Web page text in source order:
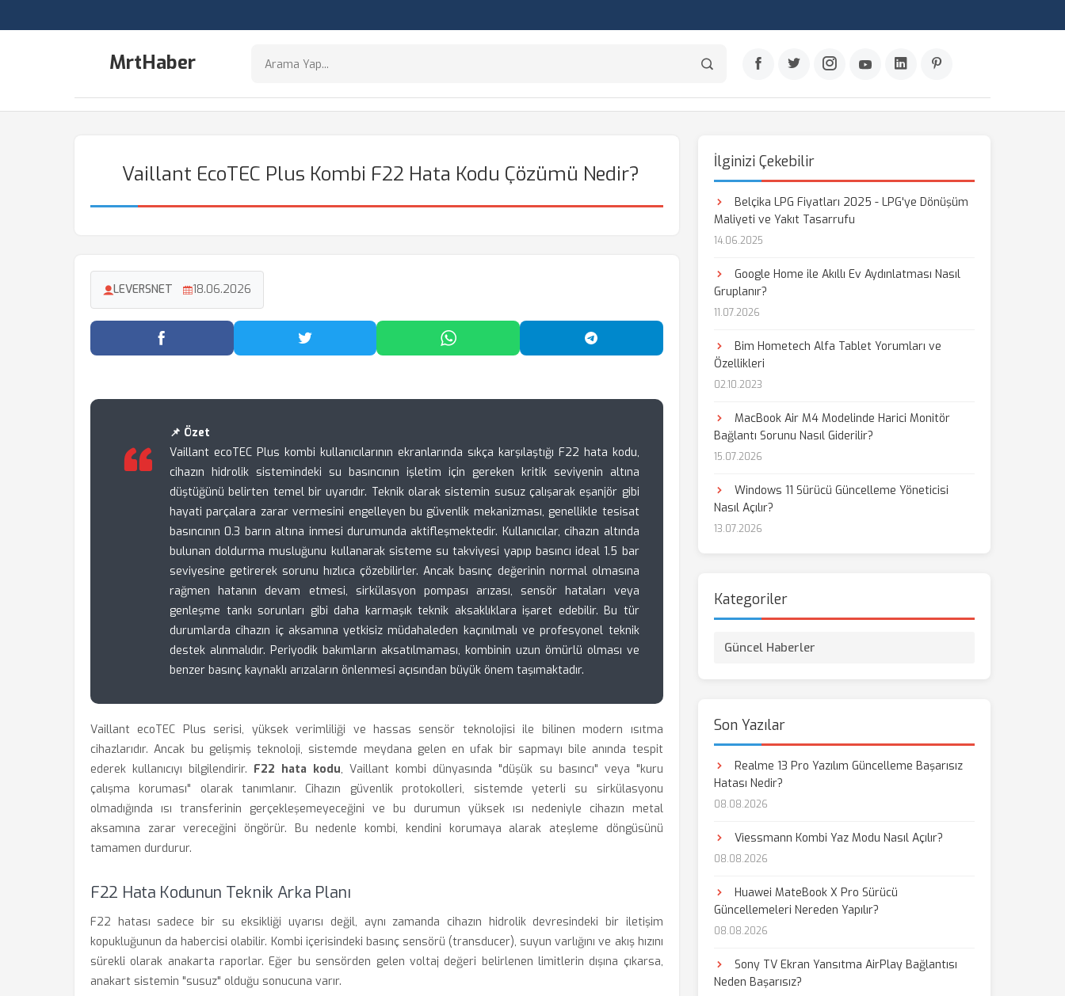
MrtHaber
Vaillant EcoTEC Plus Kombi F22 Hata Kodu Çözümü Nedir?
LEVERSNET 18.06.2026
Facebook'ta Paylaş Twitter'da Paylaş WhatsApp'ta Paylaş Telegram'da Paylaş
📌 Özet
Vaillant ecoTEC Plus kombi kullanıcılarının ekranlarında sıkça karşılaştığı F22 hata kodu,
cihazın hidrolik sistemindeki su basıncının işletim için gereken kritik seviyenin altına
düştüğünü belirten temel bir uyarıdır. Teknik olarak sistemin susuz çalışarak eşanjör gibi
hayati parçalara zarar vermesini engelleyen bu güvenlik mekanizması, genellikle tesisat
basıncının 0.3 barın altına inmesi durumunda aktifleşmektedir. Kullanıcılar, cihazın altında
bulunan doldurma musluğunu kullanarak sisteme su takviyesi yapıp basıncı ideal 1.5 bar
seviyesine getirerek sorunu hızlıca çözebilirler. Ancak basınç değerinin normal olmasına
rağmen hatanın devam etmesi, sirkülasyon pompası arızası, sensör hataları veya
genleşme tankı sorunları gibi daha karmaşık teknik aksaklıklara işaret edebilir. Bu tür
durumlarda cihazın iç aksamına yetkisiz müdahaleden kaçınılmalı ve profesyonel teknik
destek alınmalıdır. Periyodik bakımların aksatılmaması, kombinin uzun ömürlü olması ve
benzer basınç kaynaklı arızaların önlenmesi açısından büyük önem taşımaktadır.
Vaillant ecoTEC Plus serisi, yüksek verimliliği ve hassas sensör teknolojisi ile bilinen modern ısıtma
cihazlarıdır. Ancak bu gelişmiş teknoloji, sistemde meydana gelen en ufak bir sapmayı bile anında tespit
ederek kullanıcıyı bilgilendirir. F22 hata kodu, Vaillant kombi dünyasında "düşük su basıncı" veya "kuru
çalışma koruması" olarak tanımlanır. Cihazın güvenlik protokolleri, sistemde yeterli su sirkülasyonu
olmadığında ısı transferinin gerçekleşemeyeceğini ve bu durumun yüksek ısı nedeniyle cihazın metal
aksamına zarar vereceğini öngörür. Bu nedenle kombi, kendini korumaya alarak ateşleme döngüsünü
tamamen durdurur.
F22 Hata Kodunun Teknik Arka Planı
F22 hatası sadece bir su eksikliği uyarısı değil, aynı zamanda cihazın hidrolik devresindeki bir iletişim
kopukluğunun da habercisi olabilir. Kombi içerisindeki basınç sensörü (transducer), suyun varlığını ve akış hızını
sürekli olarak anakarta raporlar. Eğer bu sensörden gelen voltaj değeri belirlenen limitlerin dışına çıkarsa,
anakart sistemin "susuz" olduğu sonucuna varır.
İlginizi Çekebilir
Belçika LPG Fiyatları 2025 - LPG'ye Dönüşüm
Maliyeti ve Yakıt Tasarrufu
14.06.2025
Google Home ile Akıllı Ev Aydınlatması Nasıl
Gruplanır?
11.07.2026
Bim Hometech Alfa Tablet Yorumları ve
Özellikleri
02.10.2023
MacBook Air M4 Modelinde Harici Monitör
Bağlantı Sorunu Nasıl Giderilir?
15.07.2026
Windows 11 Sürücü Güncelleme Yöneticisi
Nasıl Açılır?
13.07.2026
Kategoriler
Güncel Haberler
Son Yazılar
Realme 13 Pro Yazılım Güncelleme Başarısız
Hatası Nedir?
08.08.2026
Viessmann Kombi Yaz Modu Nasıl Açılır?
08.08.2026
Huawei MateBook X Pro Sürücü
Güncellemeleri Nereden Yapılır?
08.08.2026
Sony TV Ekran Yansıtma AirPlay Bağlantısı
Neden Başarısız?